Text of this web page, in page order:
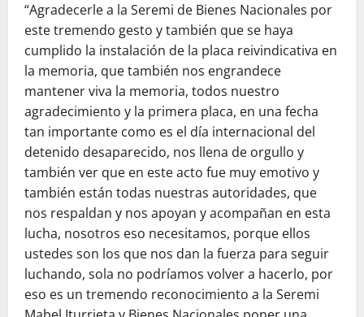
“Agradecerle a la Seremi de Bienes Nacionales por
este tremendo gesto y también que se haya
cumplido la instalación de la placa reivindicativa en
la memoria, que también nos engrandece
mantener viva la memoria, todos nuestro
agradecimiento y la primera placa, en una fecha
tan importante como es el día internacional del
detenido desaparecido, nos llena de orgullo y
también ver que en este acto fue muy emotivo y
también están todas nuestras autoridades, que
nos respaldan y nos apoyan y acompañan en esta
lucha, nosotros eso necesitamos, porque ellos
ustedes son los que nos dan la fuerza para seguir
luchando, sola no podríamos volver a hacerlo, por
eso es un tremendo reconocimiento a la Seremi